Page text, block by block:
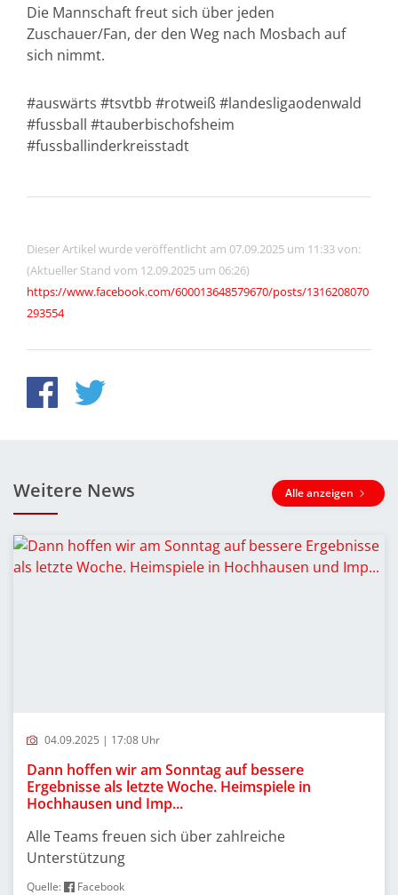
Die Mannschaft freut sich über jeden
Zuschauer/Fan, der den Weg nach Mosbach auf
sich nimmt.
#auswärts #tsvtbb #rotweiß #landesligaodenwald
#fussball #tauberbischofsheim
#fussballinderkreisstadt
Dieser Artikel wurde veröffentlicht am 07.09.2025 um 11:33 von:
(Aktueller Stand vom 12.09.2025 um 06:26)
https://www.facebook.com/600013648579670/posts/1316208070
293554
Weitere News Alle anzeigen
04.09.2025 | 17:08 Uhr
Dann hoffen wir am Sonntag auf bessere
Ergebnisse als letzte Woche. Heimspiele in
Hochhausen und Imp...
Alle Teams freuen sich über zahlreiche
Unterstützung
Quelle: Facebook